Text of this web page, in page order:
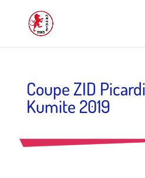
Coupe ZID
Kumite 2019